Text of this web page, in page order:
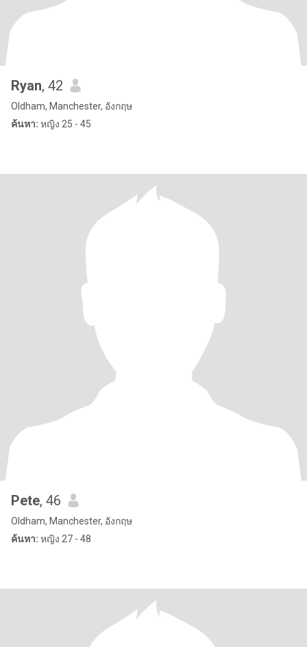
Ryan, 42
Oldham, Manchester, อังกฤษ
ค้นหา: หญิง 25 - 45
Pete, 46
Oldham, Manchester, อังกฤษ
ค้นหา: หญิง 27 - 48